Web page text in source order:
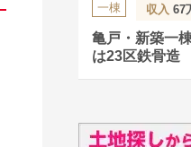
一棟 収入 67
亀戸・新築一
は23区鉄骨造